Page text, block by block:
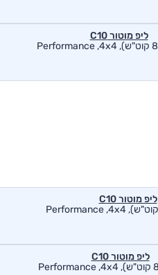
ליפ מוטור C10
ליפ מוטור C10
ליפ מוטור C10